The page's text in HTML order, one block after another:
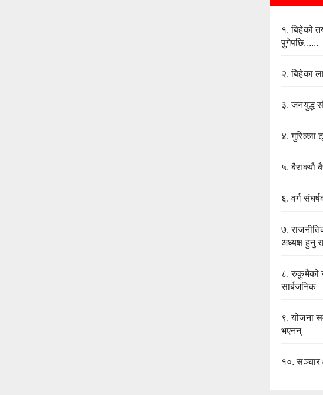
१.बिहेको
पुगेपछि......
२.बिहेका
३.जनयुद्ध
४.गुरिल्ला
५.बैराक्यौ
६.वर्ग
७.
अध्यक्ष हुनु
८.रुकुमैको
सार्बजनिक
९.योजना
भएनन्
१०.सञ्चार